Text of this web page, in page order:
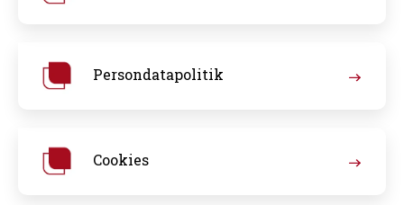
Persondatapolitik
Cookies